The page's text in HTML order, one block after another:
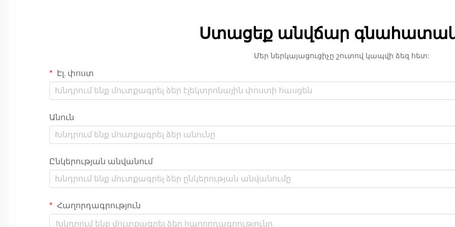
Ստացեք անվճար
Մեր ներկայացուցիչը շուտով կապվի ձեզ հետ:
Էլ. փոստ
Անուն
Ընկերության անվանում
Հաղորդագրություն